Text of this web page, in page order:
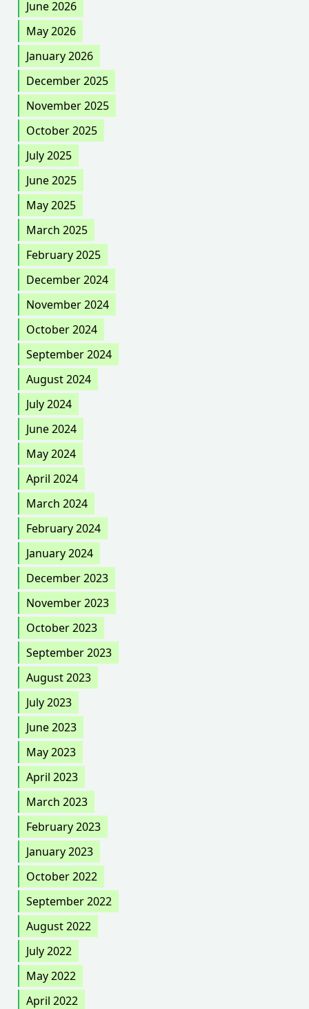
June 2026
May 2026
January 2026
December 2025
November 2025
October 2025
July 2025
June 2025
May 2025
March 2025
February 2025
December 2024
November 2024
October 2024
September 2024
August 2024
July 2024
June 2024
May 2024
April 2024
March 2024
February 2024
January 2024
December 2023
November 2023
October 2023
September 2023
August 2023
July 2023
June 2023
May 2023
April 2023
March 2023
February 2023
January 2023
October 2022
September 2022
August 2022
July 2022
May 2022
April 2022